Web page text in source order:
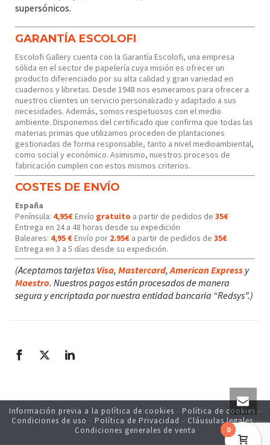
supersónicos.
GARANTÍA ESCOLOFI
Escolofi Gallery cuenta con la Garantía Escolofi, una empresa
sólida en el sector de papelería cuya misión es ofrecer un
producto diferenciado por su alta calidad y gran variedad en
cuadernos y libretas. Desde 1948 nos esmeramos para ofrecer a
nuestros clientes un servicio personalizado y adaptado a sus
necesidades. Además, somos respetuosos con el medio
ambiente. Disponemos del certificado que confirma que todas las
materias primas que utilizamos proceden de plantaciones
gestionadas de forma responsable, tanto a nivel medioambiental,
como social y económico. Asimismo, nuestros procesos de
fabricación cumplen con estos mismos criterios.
COSTES DE ENVÍO
España
Península: 4,95€Envío gratuito a partir de pedidos de 35€
Entrega en 24 a 48 horas desde su expedición
Baleares: 4,95 €Envío por 2.95€ a partir de pedidos de 35€
Entrega en 3 a 5 días desde su expedición.
(Aceptamos tarjetas Visa, Mastercard,American Express y
Maestro. Nuestros pagos están procesados de manera
segura y encriptada por nuestra entidad bancaria “Redsys”.)
Información previa a la política de cookies - Política de cookies -
Condiciones de uso - Política de Privacidad - Cláusulas legales-
Condiciones generales de venta
0